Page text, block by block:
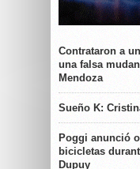
Contrataron a
una falsa
Mendoza
Sueño K:
Poggi anunció
bicicletas
Dupuy